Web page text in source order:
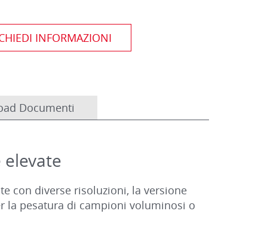
Documenti
elevate
con diverse risoluzioni, la versione
la pesatura di campioni voluminosi o